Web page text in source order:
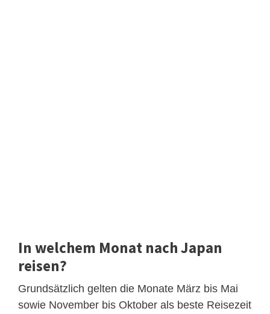
In welchem Monat nach Japan
reisen?
Grundsätzlich gelten die Monate März bis Mai
sowie November bis Oktober als beste Reisezeit